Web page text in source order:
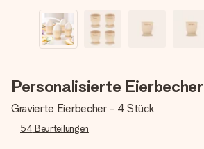
Personalisierte Eierbecher
Gravierte Eierbecher - 4 Stück
54 Beurteilungen